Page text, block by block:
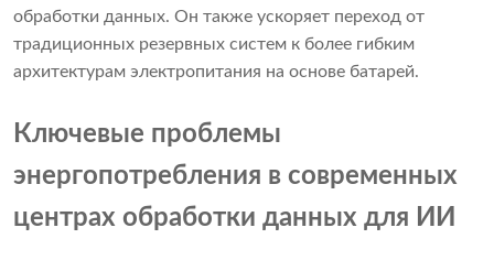
обработки данных. Он также ускоряет переход от
традиционных резервных систем к более гибким
архитектурам электропитания на основе батарей.
Ключевые проблемы
энергопотребления в современных
центрах обработки данных для ИИ